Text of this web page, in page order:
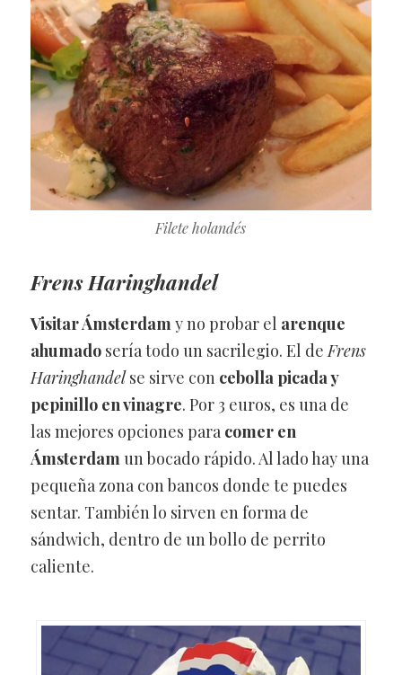
Filete holandés
Frens Haringhandel
Visitar Ámsterdamy no probar el arenque
ahumadosería todo un sacrilegio. El deFrens
Haringhandelse sirve con cebolla picada y
pepinillo en vinagre. Por 3 euros, es una de
las mejores opciones para comer en
Ámsterdamun bocado rápido. Al lado hay una
pequeña zona con bancos donde te puedes
sentar. También lo sirven en forma de
sándwich, dentro de un bollo de perrito
caliente.